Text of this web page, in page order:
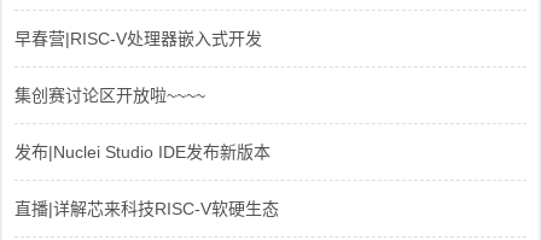
早春营|RISC-V处理器嵌入式开发
集创赛讨论区开放啦~~~~
发布|Nuclei Studio IDE发布新版本
直播|详解芯来科技RISC-V软硬生态